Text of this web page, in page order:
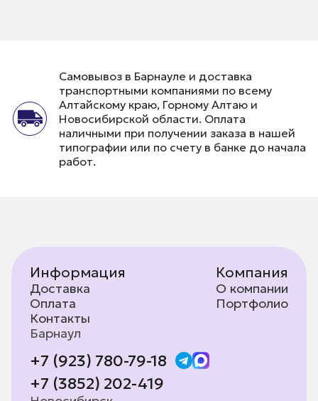
Самовывоз в Барнауле и доставка
транспортными компаниями по всему
Алтайскому краю, Горному Алтаю и
Новосибирской области. Оплата
наличными при получении заказа в нашей
типографии или по счету в банке до начала
работ.
Информация
Доставка
Оплата
Контакты
Компания
О компании
Портфолио
Барнаул
+7 (923) 780-79-18
+7 (3852) 202-419